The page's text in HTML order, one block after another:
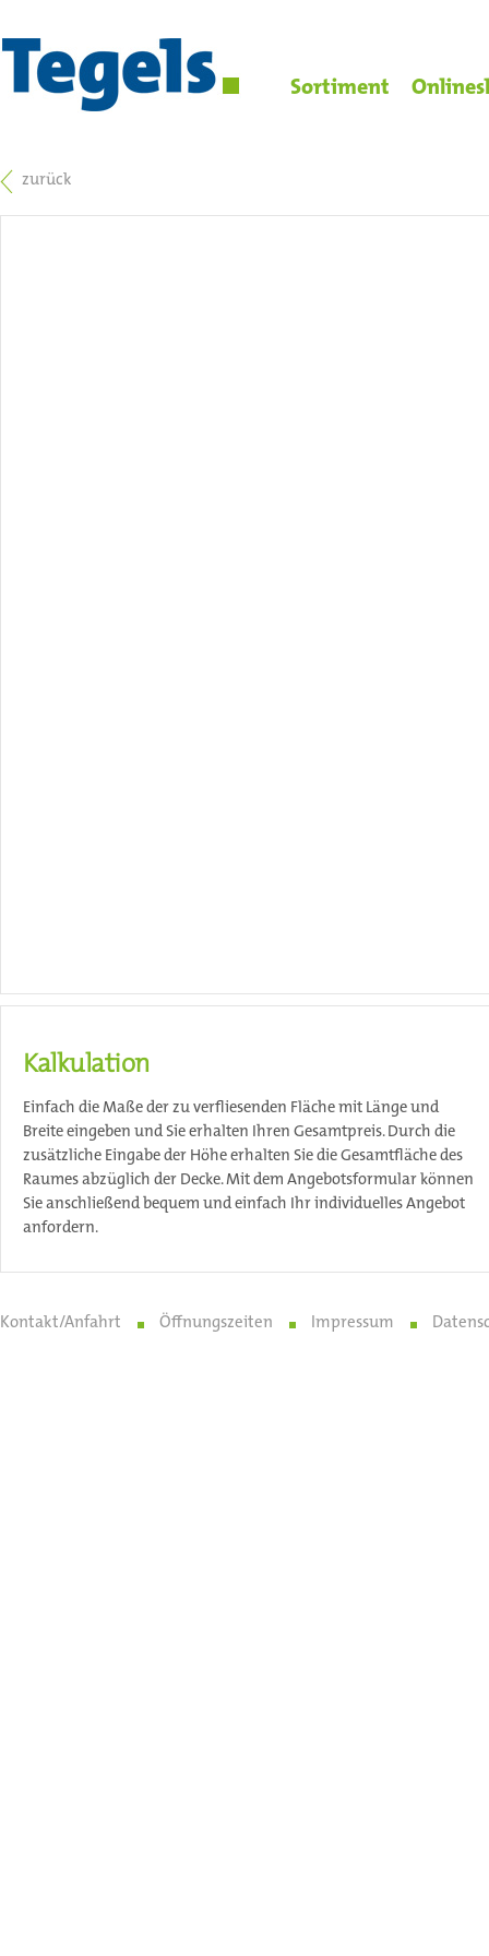
Sortiment
zurück
Kalkulation
Einfach die Maße der zu verfliesenden Fläche mit Länge und
Breite eingeben und Sie erhalten Ihren Gesamtpreis. Durch die
zusätzliche Eingabe der Höhe erhalten Sie die Gesamtfläche des
Raumes abzüglich der Decke. Mit dem Angebotsformular können
Sie anschließend bequem und einfach Ihr individuelles Angebot
anfordern.
Kontakt/Anfahrt Öffnungszeiten Impressum